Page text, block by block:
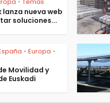
•
nueva web
soluciones...
• Europa •
Movilidad y
Euskadi